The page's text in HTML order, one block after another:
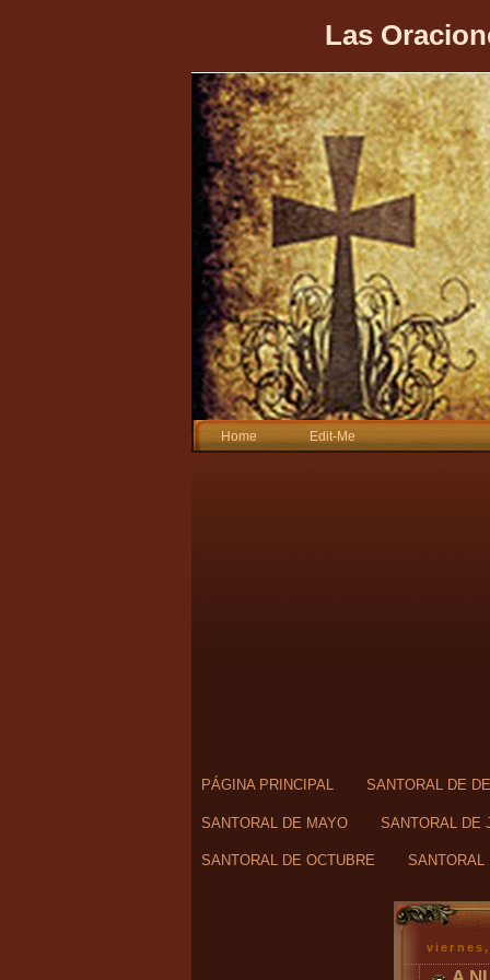
Las
Home Edit-Me
PÁGINA PRINCIPAL SANTORAL DE
SANTORAL DE MAYO SANTORAL DE
SANTORAL DE OCTUBRE SANTORAL